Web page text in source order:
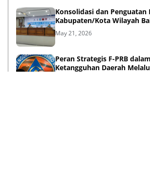
Konsolidasi dan Penguatan
Kabupaten/Kota Wilayah
May 21, 2026
Peran Strategis F-PRB
Ketangguhan Daerah